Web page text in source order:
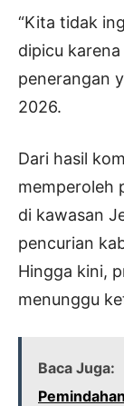
“Kita tidak
dipicu
penerangan
2026.
Dari hasil
memperoleh
di kawasan
pencurian
Hingga kini,
menunggu
Baca Juga: